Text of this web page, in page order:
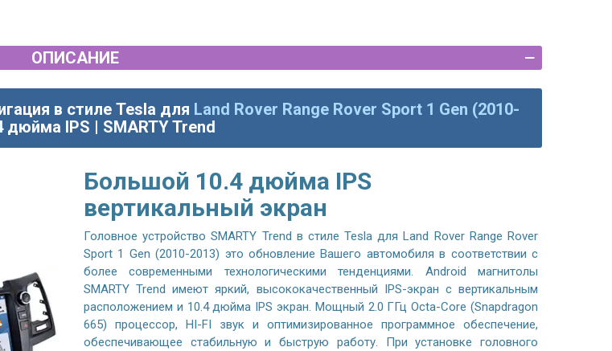
ОПИСАНИЕ
в стиле Tesla для Land Rover Range Rover Sport 1 Gen (2010-
дюйма IPS | SMARTY Trend
Большой 10.4 дюйма IPS
вертикальный экран
Головное устройство SMARTY Trend в стиле Tesla для Land Rover Range Rover
Sport 1 Gen (2010-2013) это обновление Вашего автомобиля в соответствии с
более современными технологическими тенденциями. Android магнитолы
SMARTY Trend имеют яркий, высококачественный IPS-экран с вертикальным
расположением и 10.4 дюйма IPS экран. Мощный 2.0 ГГц Octa-Core (Snapdragon
665) процессор, HI-FI звук и оптимизированное программное обеспечение,
обеспечивающее стабильную и быструю работу. При установке головного